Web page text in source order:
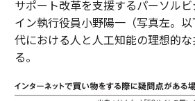
サポート改革を支援するパーソル
イン執行役員小野陽一（写真左。
代における人と人工知能の理想的
る。